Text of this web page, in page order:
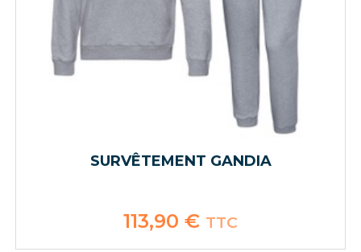
SURVÊTEMENT GANDIA
113,90 € TTC